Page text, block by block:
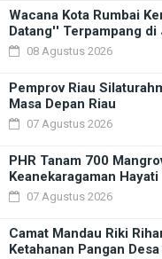
Wacana Kota Rumbai
Datang'' Terpampang di
08 Agustus 2026
Pemprov Riau
Masa Depan Riau
07 Agustus 2026
PHR Tanam 700
Keanekaragaman Hayati
07 Agustus 2026
Camat Mandau Riki
Ketahanan Pangan